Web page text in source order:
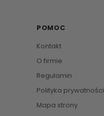
POMOC
Kontakt
O firmie
Regulamin
Polityka prywatności
Mapa strony